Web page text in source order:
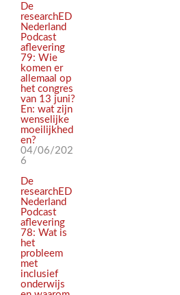
De
researchED
Nederland
Podcast
aflevering
79: Wie
komen er
allemaal op
het congres
van 13 juni?
En: wat zijn
wenselijke
moeilijkhed
en?
04/06/202
6
De
researchED
Nederland
Podcast
aflevering
78: Wat is
het
probleem
met
inclusief
onderwijs